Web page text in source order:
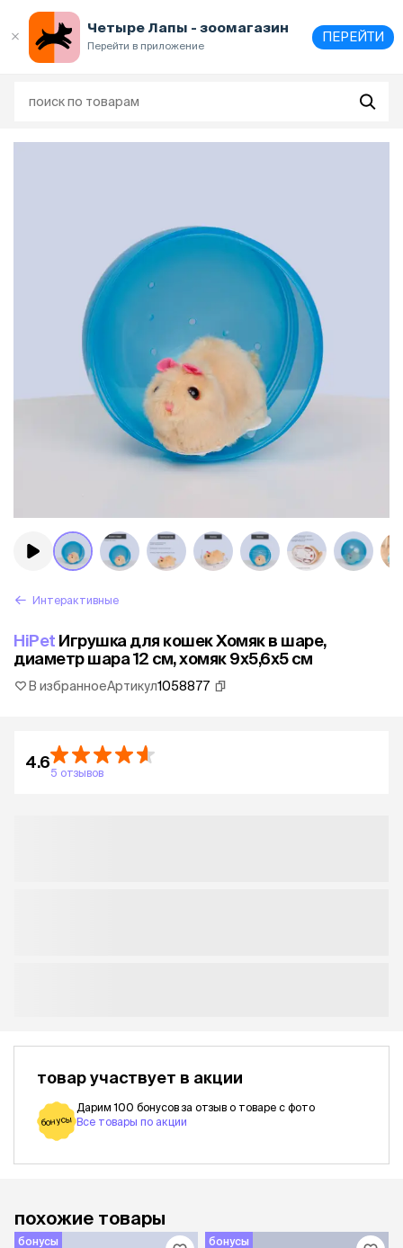
Четыре Лапы - зоомагазин
Перейти в приложение
ПЕРЕЙТИ
Интерактивные
HiPet Игрушка для кошек Хомяк в шаре,
диаметр шара 12 см, хомяк 9х5,6х5 см
В избранноеАртикул1058877
4.6
5 отзывов
товар участвует в акции
бонусы
Дарим 100 бонусов за отзыв о товаре с фото
Все товары по акции
похожие товары
бонусы бонусы